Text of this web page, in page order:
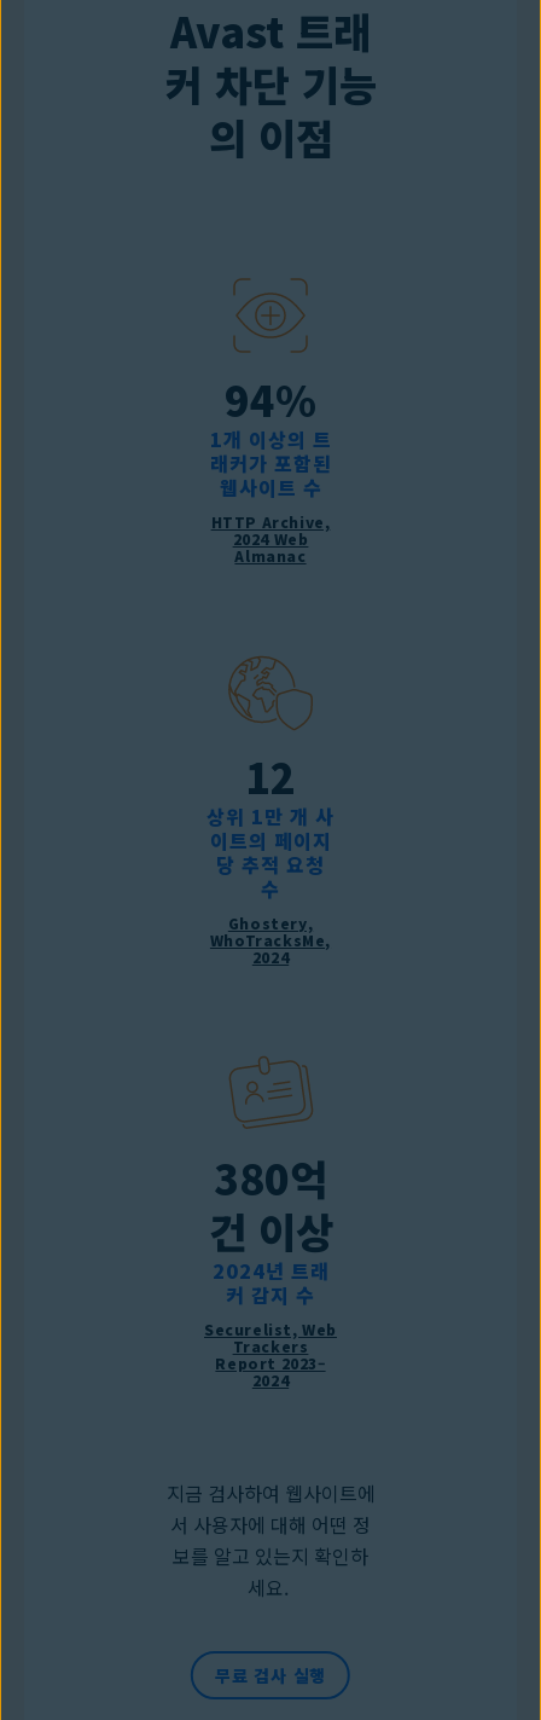
Avast 트래
커 차단 기능
의 이점
94%
1개 이상의 트
래커가 포함된
웹사이트 수
HTTP Archive,
2024 Web
Almanac
12
상위 1만 개 사
이트의 페이지
당 추적 요청
수
Ghostery,
WhoTracksMe,
2024
380억
건 이상
2024년 트래
커 감지 수
Securelist, Web
Trackers
Report 2023–
2024
지금 검사하여 웹사이트에
서 사용자에 대해 어떤 정
보를 알고 있는지 확인하
세요.
무료 검사 실행